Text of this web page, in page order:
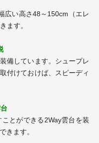
広い高さ48～150cm（エレ
ます。
備しています。シュープレ
付けておけば、スピーディ
とができる2Way雲台を装
きます。